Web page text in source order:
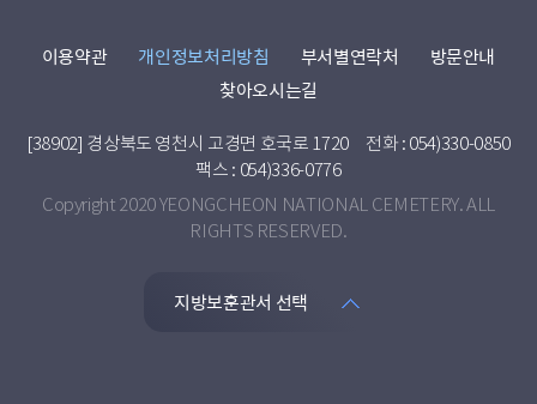
이용약관 개인정보처리방침 부서별연락처
방문안내
찾아오시는길
[38902] 경상북도 영천시 고경면 호국로 1720
전화 : 054)330-0850
팩스 : 054)336-0776
Copyright 2020 YEONGCHEON NATIONAL CEMETERY. ALL
RIGHTS RESERVED.
지방보훈관서 선택